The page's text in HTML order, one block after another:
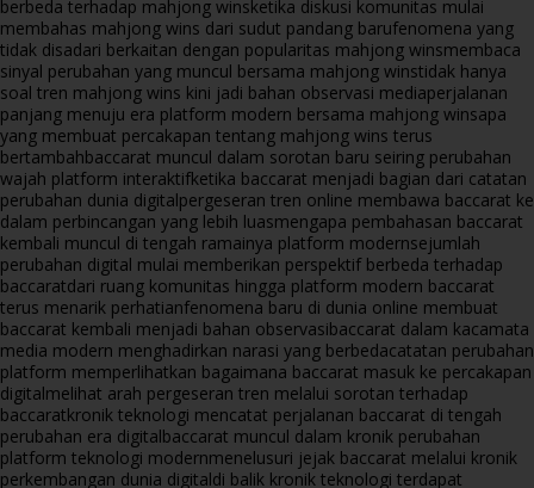
berbeda terhadap mahjong winsketika diskusi komunitas mulai
membahas mahjong wins dari sudut pandang barufenomena yang
tidak disadari berkaitan dengan popularitas mahjong winsmembaca
sinyal perubahan yang muncul bersama mahjong winstidak hanya
soal tren mahjong wins kini jadi bahan observasi mediaperjalanan
panjang menuju era platform modern bersama mahjong winsapa
yang membuat percakapan tentang mahjong wins terus
bertambahbaccarat muncul dalam sorotan baru seiring perubahan
wajah platform interaktifketika baccarat menjadi bagian dari catatan
perubahan dunia digitalpergeseran tren online membawa baccarat ke
dalam perbincangan yang lebih luasmengapa pembahasan baccarat
kembali muncul di tengah ramainya platform modernsejumlah
perubahan digital mulai memberikan perspektif berbeda terhadap
baccaratdari ruang komunitas hingga platform modern baccarat
terus menarik perhatianfenomena baru di dunia online membuat
baccarat kembali menjadi bahan observasibaccarat dalam kacamata
media modern menghadirkan narasi yang berbedacatatan perubahan
platform memperlihatkan bagaimana baccarat masuk ke percakapan
digitalmelihat arah pergeseran tren melalui sorotan terhadap
baccaratkronik teknologi mencatat perjalanan baccarat di tengah
perubahan era digitalbaccarat muncul dalam kronik perubahan
platform teknologi modernmenelusuri jejak baccarat melalui kronik
perkembangan dunia digitaldi balik kronik teknologi terdapat